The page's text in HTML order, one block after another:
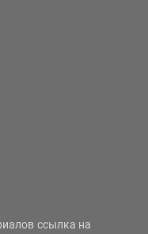
ссылка на